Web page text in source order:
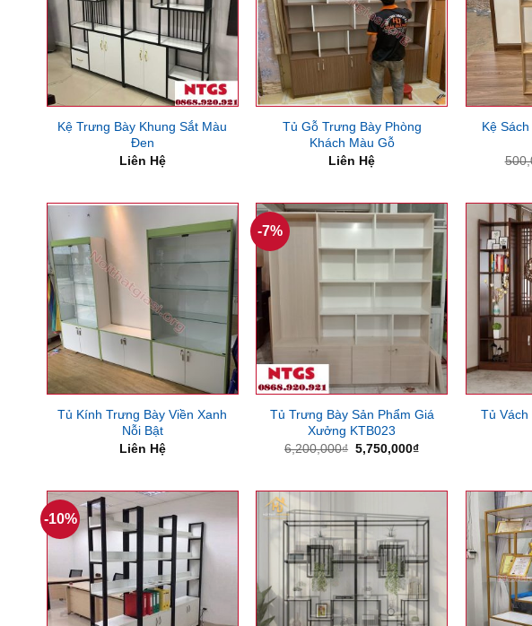
Kệ Trưng Bày Khung Sắt Màu
Đen
Liên Hệ
Tủ Gỗ Trưng Bày Phòng
Khách Màu Gỗ
Liên Hệ
Kệ
Tủ Kính Trưng Bày Viền Xanh
Nỗi Bật
Liên Hệ
-7%
Tủ Trưng Bày Sản Phẩm Giá
Xưởng KTB023
6,200,000₫ Giá
5,750,000₫Giá
5,750,000₫.
Tủ Vách
-10%